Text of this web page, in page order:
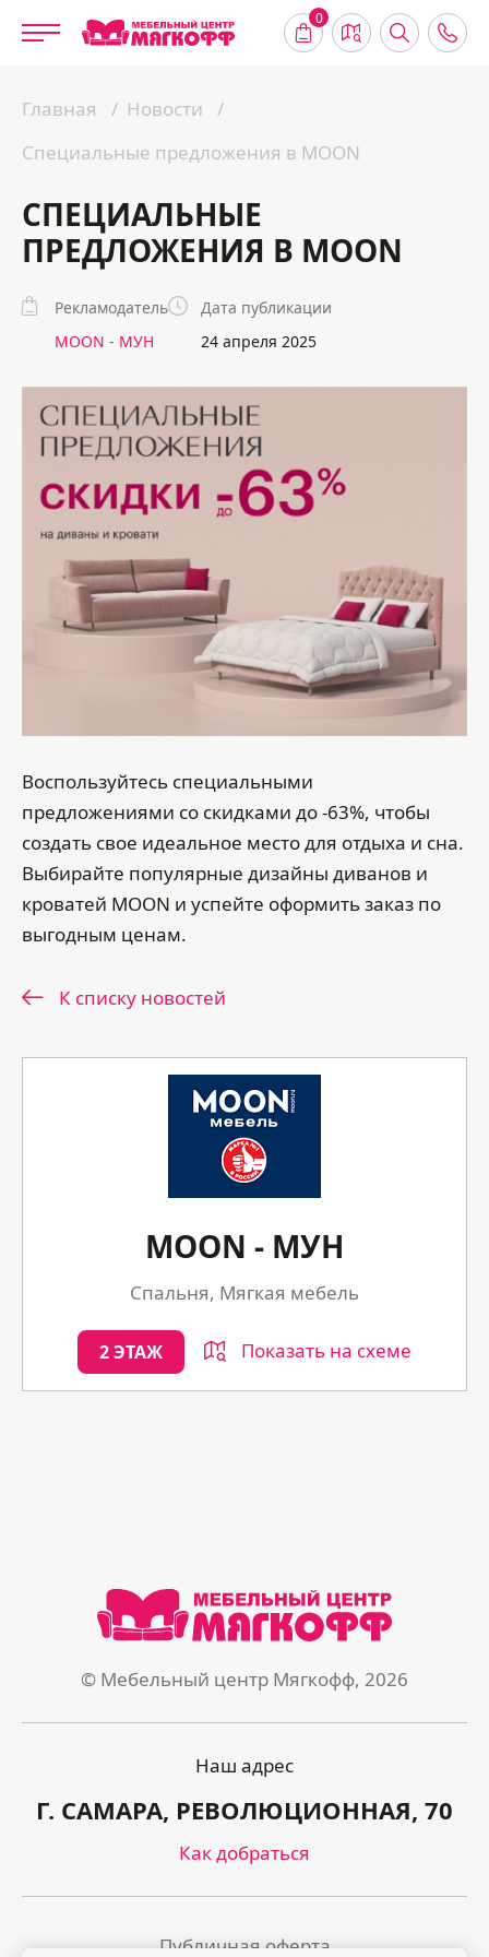
0
Главная
Новости
Специальные предложения в MOON
СПЕЦИАЛЬНЫЕ
ПРЕДЛОЖЕНИЯ В MOON
Рекламодатель
MOON - МУН
Дата публикации
24 апреля 2025
Воспользуйтесь специальными
предложениями со скидками до -63%, чтобы
создать свое идеальное место для отдыха и сна.
Выбирайте популярные дизайны диванов и
кроватей MOON и успейте оформить заказ по
выгодным ценам.
К списку новостей
MOON - МУН
Спальня, Мягкая мебель
2 ЭТАЖ Показать на схеме
© Мебельный центр Мягкофф, 2026
Наш адрес
Г. САМАРА, РЕВОЛЮЦИОННАЯ, 70
Как добраться
Публичная оферта